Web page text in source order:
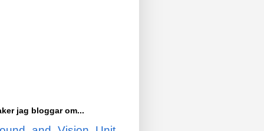
jag bloggar om...